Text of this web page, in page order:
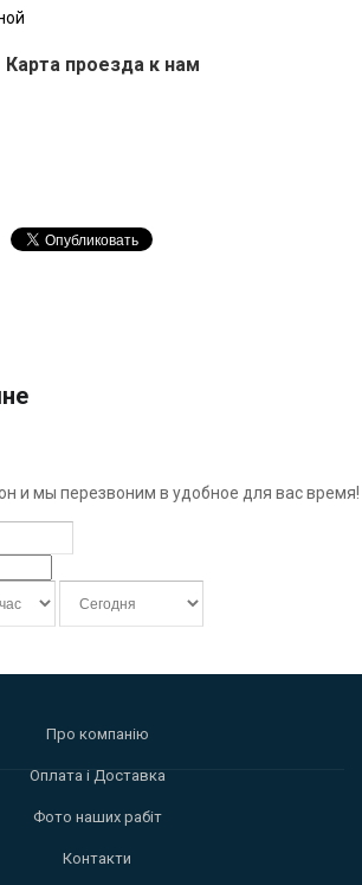
Карта проезда к нам
и мы перезвоним в удобное для вас время!
Про компанію
Оплата і Доставка
Фото наших рабіт
Контакти